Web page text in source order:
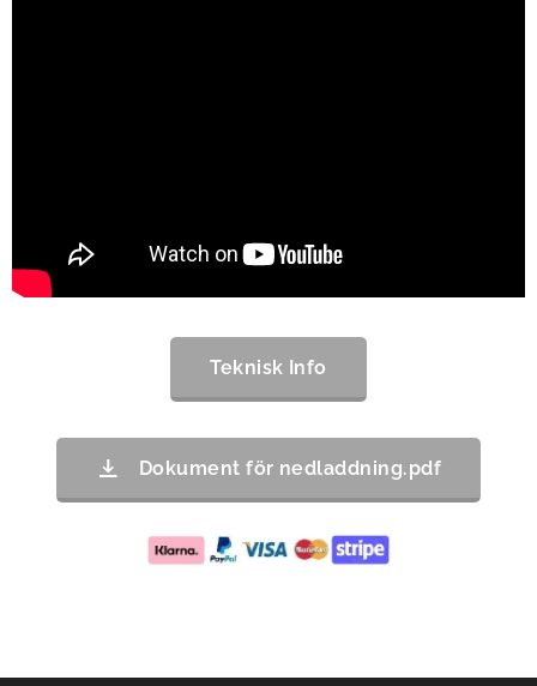
Teknisk Info
Dokument för nedladdning.pdf